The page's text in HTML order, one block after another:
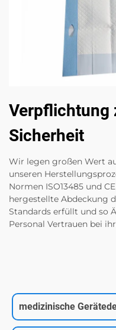
Verpflichtung
Sicherheit
Wir legen großen Wert
unseren
Normen ISO13485 und
hergestellte Abdeckung
Standards erfüllt und so
Personal Vertrauen bei
medizinische